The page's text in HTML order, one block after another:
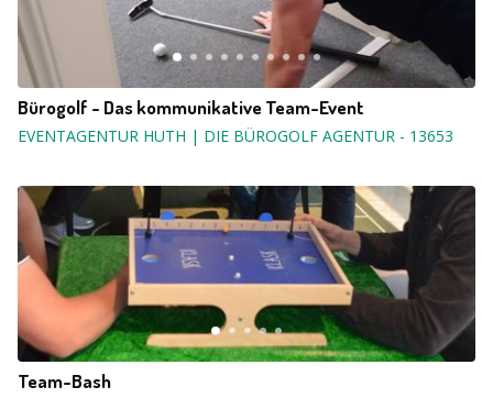
Bürogolf - Das kommunikative Team-Event
EVENTAGENTUR HUTH | DIE BÜROGOLF AGENTUR - 13653
Team-Bash